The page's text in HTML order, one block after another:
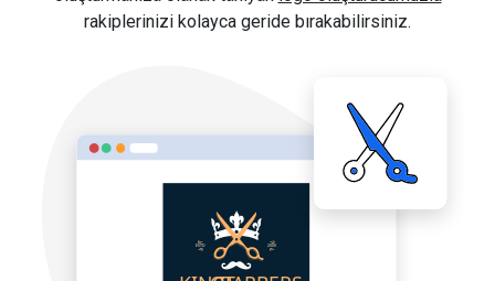
rakiplerinizi kolayca geride bırakabilirsiniz.